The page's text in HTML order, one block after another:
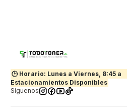
🕒 Horario: Lunes a Viernes, 8:45 a
Estacionamientos Disponibles
Síguenos